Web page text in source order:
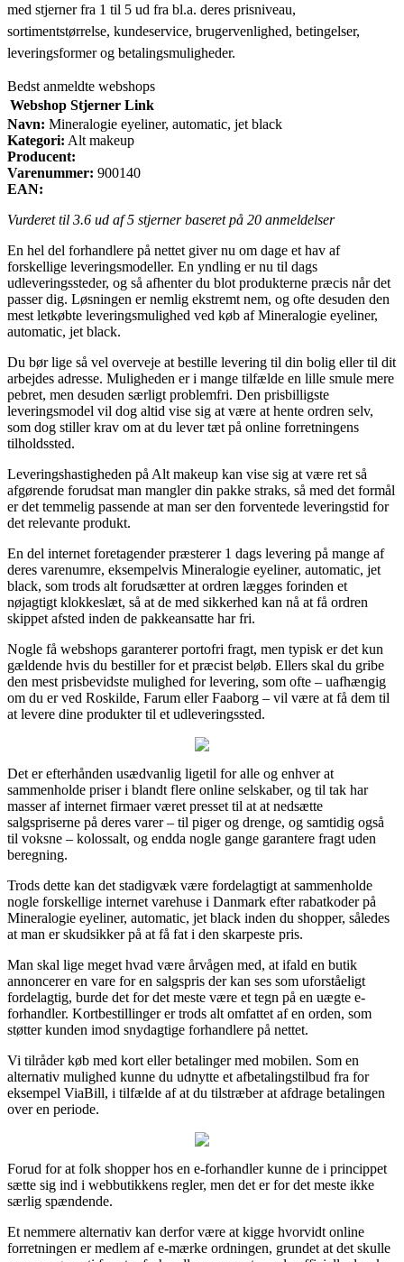
med stjerner fra 1 til 5 ud fra bl.a. deres prisniveau,
sortimentstørrelse, kundeservice, brugervenlighed, betingelser,
leveringsformer og betalingsmuligheder.
Bedst anmeldte webshops
Webshop Stjerner Link
Navn: Mineralogie eyeliner, automatic, jet black
Kategori: Alt makeup
Producent:
Varenummer: 900140
EAN:
Vurderet til 3.6 ud af 5 stjerner baseret på 20 anmeldelser
En hel del forhandlere på nettet giver nu om dage et hav af
forskellige leveringsmodeller. En yndling er nu til dags
udleveringssteder, og så afhenter du blot produkterne præcis når det
passer dig. Løsningen er nemlig ekstremt nem, og ofte desuden den
mest letkøbte leveringsmulighed ved køb af Mineralogie eyeliner,
automatic, jet black.
Du bør lige så vel overveje at bestille levering til din bolig eller til dit
arbejdes adresse. Muligheden er i mange tilfælde en lille smule mere
pebret, men desuden særligt problemfri. Den prisbilligste
leveringsmodel vil dog altid vise sig at være at hente ordren selv,
som dog stiller krav om at du lever tæt på online forretningens
tilholdssted.
Leveringshastigheden på Alt makeup kan vise sig at være ret så
afgørende forudsat man mangler din pakke straks, så med det formål
er det temmelig passende at man ser den forventede leveringstid for
det relevante produkt.
En del internet foretagender præsterer 1 dags levering på mange af
deres varenumre, eksempelvis Mineralogie eyeliner, automatic, jet
black, som trods alt forudsætter at ordren lægges forinden et
nøjagtigt klokkeslæt, så at de med sikkerhed kan nå at få ordren
skippet afsted inden de pakkeansatte har fri.
Nogle få webshops garanterer portofri fragt, men typisk er det kun
gældende hvis du bestiller for et præcist beløb. Ellers skal du gribe
den mest prisbevidste mulighed for levering, som ofte – uafhængig
om du er ved Roskilde, Farum eller Faaborg – vil være at få dem til
at levere dine produkter til et udleveringssted.
Det er efterhånden usædvanlig ligetil for alle og enhver at
sammenholde priser i blandt flere online selskaber, og til tak har
masser af internet firmaer været presset til at at nedsætte
salgspriserne på deres varer – til piger og drenge, og samtidig også
til voksne – kolossalt, og endda nogle gange garantere fragt uden
beregning.
Trods dette kan det stadigvæk være fordelagtigt at sammenholde
nogle forskellige internet varehuse i Danmark efter rabatkoder på
Mineralogie eyeliner, automatic, jet black inden du shopper, således
at man er skudsikker på at få fat i den skarpeste pris.
Man skal lige meget hvad være årvågen med, at ifald en butik
annoncerer en vare for en salgspris der kan ses som uforståeligt
fordelagtig, burde det for det meste være et tegn på en uægte e-
forhandler. Kortbestillinger er trods alt omfattet af en orden, som
støtter kunden imod snydagtige forhandlere på nettet.
Vi tilråder køb med kort eller betalinger med mobilen. Som en
alternativ mulighed kunne du udnytte et afbetalingstilbud fra for
eksempel ViaBill, i tilfælde af at du tilstræber at afdrage betalingen
over en periode.
Forud for at folk shopper hos en e-forhandler kunne de i princippet
sætte sig ind i webbutikkens regler, men det er for det meste ikke
særlig spændende.
Et nemmere alternativ kan derfor være at kigge hvorvidt online
forretningen er medlem af e-mærke ordningen, grundet at det skulle